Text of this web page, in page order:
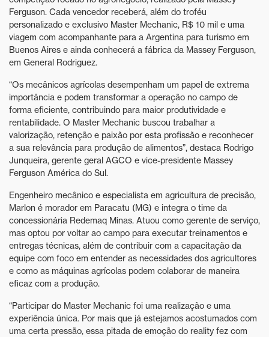
Ferguson. Cada vencedor receberá, além do troféu
personalizado e exclusivo Master Mechanic, R$ 10 mil e uma
viagem com acompanhante para a Argentina para turismo em
Buenos Aires e ainda conhecerá a fábrica da Massey Ferguson,
em General Rodriguez.
“Os mecânicos agrícolas desempenham um papel de extrema
importância e podem transformar a operação no campo de
forma eficiente, contribuindo para maior produtividade e
rentabilidade. O Master Mechanic buscou trabalhar a
valorização, retenção e paixão por esta profissão e reconhecer
a sua relevância para produção de alimentos”, destaca Rodrigo
Junqueira, gerente geral AGCO e vice-presidente Massey
Ferguson América do Sul.
Engenheiro mecânico e especialista em agricultura de precisão,
Marlon é morador em Paracatu (MG) e integra o time da
concessionária Redemaq Minas. Atuou como gerente de serviço,
mas optou por voltar ao campo para executar treinamentos e
entregas técnicas, além de contribuir com a capacitação da
equipe com foco em entender as necessidades dos agricultores
e como as máquinas agrícolas podem colaborar de maneira
eficaz com a produção.
“Participar do Master Mechanic foi uma realização e uma
experiência única. Por mais que já estejamos acostumados com
uma certa pressão, essa pitada de emoção do reality fez com